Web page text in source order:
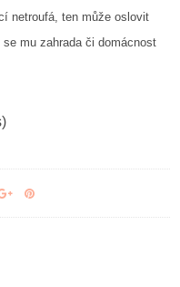
netroufá, ten může oslovit
mu zahrada či domácnost